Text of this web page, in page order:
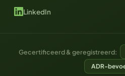
LinkedIn
Gecertificeerd & geregistreerd:
ADR-